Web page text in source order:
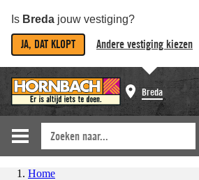
Is Breda jouw vestiging?
JA, DAT KLOPT Andere vestiging kiezen
Breda
Home